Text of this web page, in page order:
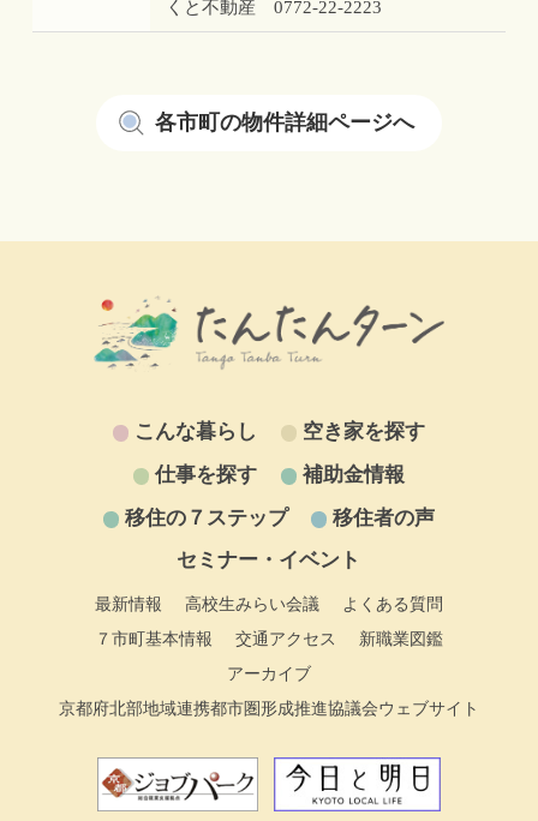
くと不動産 0772-22-2223
各市町の物件詳細ページへ
こんな暮らし
空き家を探す
仕事を探す
補助金情報
移住の７ステップ
移住者の声
セミナー・イベント
最新情報 高校生みらい会議
よくある質問
７市町基本情報
交通アクセス
新職業図鑑
アーカイブ
京都府北部地域連携都市圏形成推進協議会ウェブサイト